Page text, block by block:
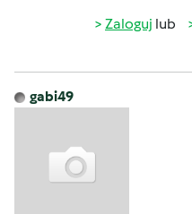
Zaloguj lub
gabi49